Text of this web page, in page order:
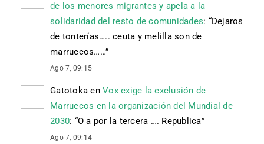
de los menores migrantes y apela a la
solidaridad del resto de comunidades: “Dejaros
de tonterías….. ceuta y melilla son de
marruecos……”
Ago 7, 09:15
Gatotoka en Vox exige la exclusión de
Marruecos en la organización del Mundial de
2030: “O a por la tercera …. Republica”
Ago 7, 09:14